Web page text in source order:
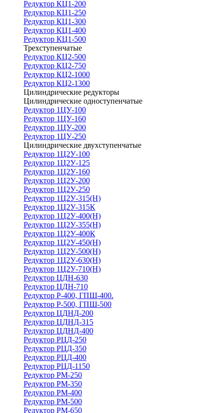
Редуктор КЦ1-200
Редуктор КЦ1-250
Редуктор КЦ1-300
Редуктор КЦ1-400
Редуктор КЦ1-500
Трехступенчатые
Редуктор КЦ2-500
Редуктор КЦ2-750
Редуктор КЦ2-1000
Редуктор КЦ2-1300
Цилиндрические редукторы
Цилиндрические одноступенчатые
Редуктор 1ЦУ-100
Редуктор 1ЦУ-160
Редуктор 1ЦУ-200
Редуктор 1ЦУ-250
Цилиндрические двухступенчатые
Редуктор 1Ц2У-100
Редуктор 1Ц2У-125
Редуктор 1Ц2У-160
Редуктор 1Ц2У-200
Редуктор 1Ц2У-250
Редуктор 1Ц2У-315(Н)
Редуктор 1Ц2У-315К
Редуктор 1Ц2У-400(Н)
Редуктор 1Ц2У-355(Н)
Редуктор 1Ц2У-400К
Редуктор 1Ц2У-450(Н)
Редуктор 1Ц2У-500(Н)
Редуктор 1Ц2У-630(Н)
Редуктор 1Ц2У-710(Н)
Редуктор ЦДН-630
Редуктор ЦДН-710
Редуктор Р-400, ГПШ-400.
Редуктор Р-500, ГПШ-500
Редуктор ЦДНД-200
Редуктор ЦДНД-315
Редуктор ЦДНД-400
Редуктор РЦД-250
Редуктор РЦД-350
Редуктор РЦД-400
Редуктор РЦД-1150
Редуктор РМ-250
Редуктор РМ-350
Редуктор РМ-400
Редуктор РМ-500
Редуктор РМ-650